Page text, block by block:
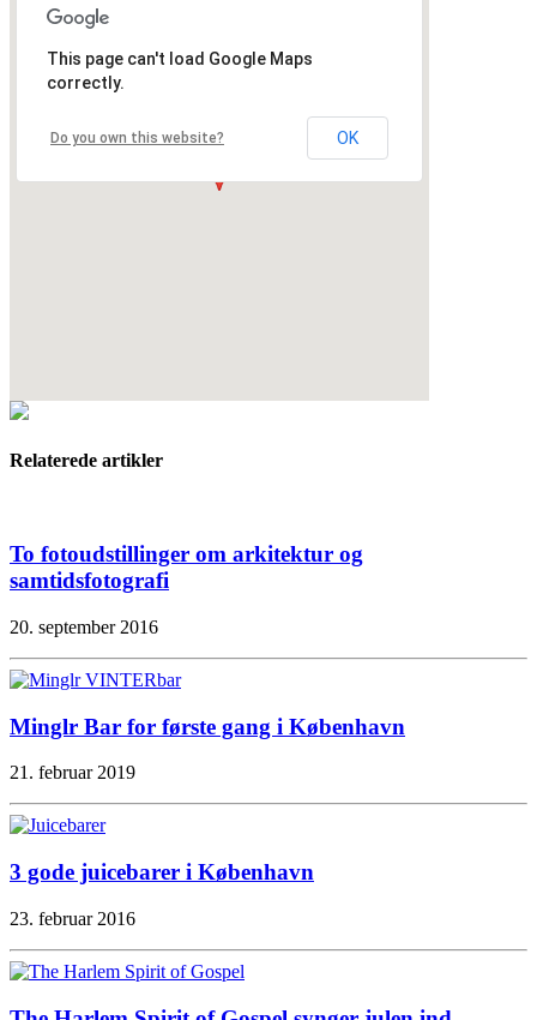
This page can't load Google Maps
correctly.
Do you own this website? OK
Relaterede artikler
To fotoudstillinger om arkitektur og
samtidsfotografi
20. september 2016
Minglr Bar for første gang i København
21. februar 2019
3 gode juicebarer i København
23. februar 2016